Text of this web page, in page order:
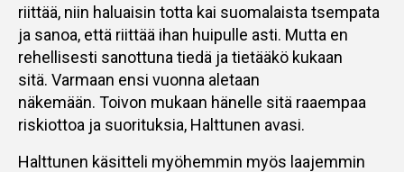
riittää, niin haluaisin totta kai suomalaista tsempata
ja sanoa, että riittää ihan huipulle asti. Mutta en
rehellisesti sanottuna tiedä ja tietääkö kukaan
sitä. Varmaan ensi vuonna aletaan
näkemään. Toivon mukaan hänelle sitä raaempaa
riskiottoa ja suorituksia, Halttunen avasi.
Halttunen käsitteli myöhemmin myös laajemmin